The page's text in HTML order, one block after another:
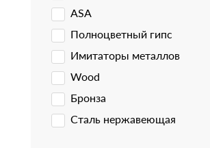
ASA
Полноцветный гипс
Имитаторы металлов
Wood
Бронза
Сталь нержавеющая